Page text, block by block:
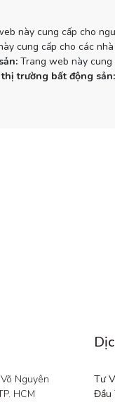
này cung cấp cho
cung cấp cho các
Trang web này cung
trường bất động sản:
Nguyên
HCM
Tư
Đầu